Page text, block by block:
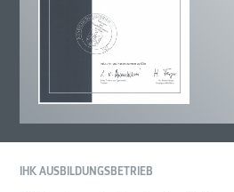
IHK AUSBILDUNGSBETRIEB